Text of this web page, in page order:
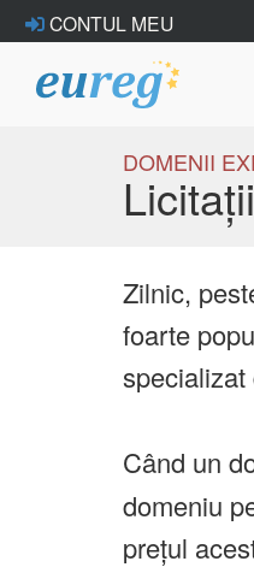
CONTUL MEU
DOMENII
Zilnic,
foarte
specializat
Când un
domeniu
prețul